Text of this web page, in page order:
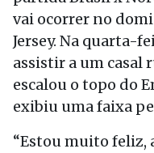
vai ocorrer no
Jersey. Na quarta-
assistir a um casal
escalou o topo do
exibiu uma faixa
“Estou muito feliz,